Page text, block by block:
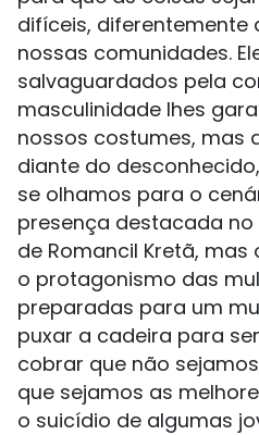
difíceis, diferentemente
nossas comunidades.
salvaguardados pela
masculinidade lhes
nossos costumes, mas
diante do
se olhamos para o
presença destacada
de Romancil Kretã,
o protagonismo das
preparadas para um
puxar a cadeira para
cobrar que não
que sejamos as
o suicídio de algumas